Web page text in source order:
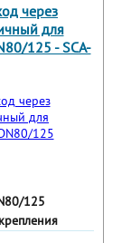
через
для
125 - SCA-
125